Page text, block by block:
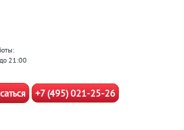
21:00
+7 (495) 021-25-26